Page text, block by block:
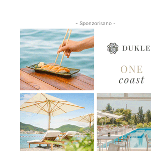
- Sponzorisano -